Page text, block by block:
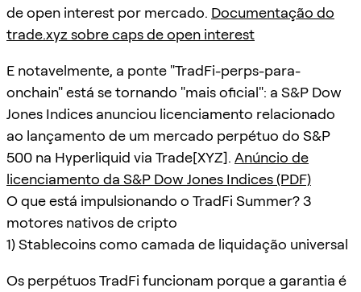
de open interest por mercado. Documentação do
trade.xyz sobre caps de open interest
E notavelmente, a ponte "TradFi-perps-para-
onchain" está se tornando "mais oficial": a S&P Dow
Jones Indices anunciou licenciamento relacionado
ao lançamento de um mercado perpétuo do S&P
500 na Hyperliquid via Trade[XYZ]. Anúncio de
licenciamento da S&P Dow Jones Indices (PDF)
O que está impulsionando o TradFi Summer? 3
motores nativos de cripto
1) Stablecoins como camada de liquidação universal
Os perpétuos TradFi funcionam porque a garantia é